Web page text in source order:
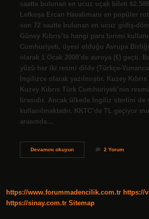
saatte bulunan en ucuz uçak bileti
Lefkoşa Ercan Havalimanı en popüler
son 72 saatte bulunan en ucuz gidiş-
Güney Kıbrıs’ta hangi para birimi
Cumhuriyeti, üyesi olduğu Avrupa
olarak 1 Ocak 2008’de avroya (€) geçti.
yüzü her iki resmi dilde (Türkçe-
İngilizce olarak yazılmıştır. Kuzey
Kuzey Kıbrıs Türk Cumhuriyeti’nin
lirasıdır. Ancak ülkede İngiliz sterlini de
kullanılmaktadır. KKTC’de TL geçiyor
arasında…
Devamını okuyun1
2 Yorum
https://www.forummadencilik.com.tr https://
https://sinay.com.tr Sitemap